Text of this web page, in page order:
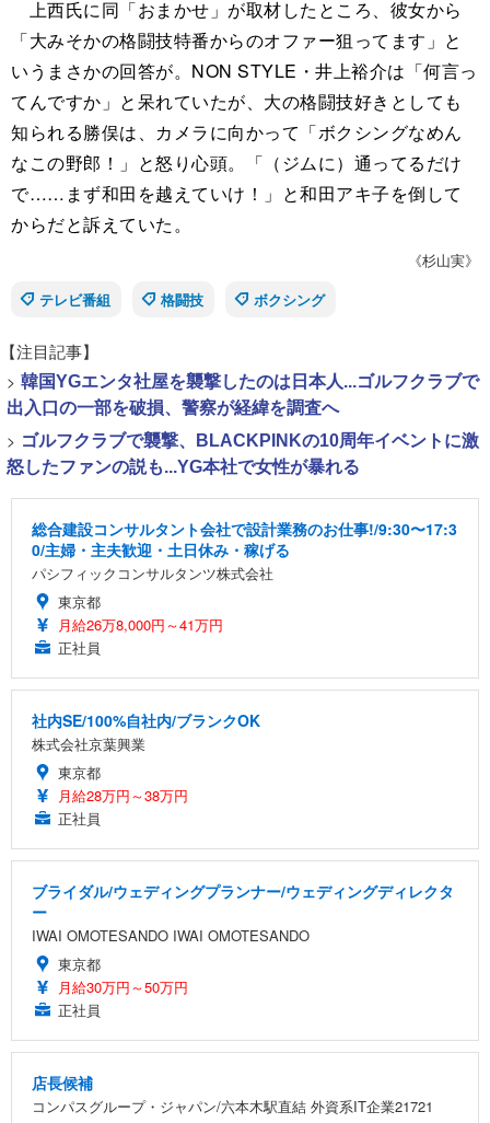
上西氏に同「おまかせ」が取材したところ、彼女から
「大みそかの格闘技特番からのオファー狙ってます」と
いうまさかの回答が。NON STYLE・井上裕介は「何言っ
てんですか」と呆れていたが、大の格闘技好きとしても
知られる勝俣は、カメラに向かって「ボクシングなめん
なこの野郎！」と怒り心頭。「（ジムに）通ってるだけ
で……まず和田を越えていけ！」と和田アキ子を倒して
からだと訴えていた。
《杉山実》
テレビ番組
格闘技 ボクシング
【注目記事】
> 韓国YGエンタ社屋を襲撃したのは日本人...ゴルフクラブで
出入口の一部を破損、警察が経緯を調査へ
> ゴルフクラブで襲撃、BLACKPINKの10周年イベントに激
怒したファンの説も...YG本社で女性が暴れる
総合建設コンサルタント会社で設計業務のお仕事!/9:30〜17:3
0/主婦・主夫歓迎・土日休み・稼げる
パシフィックコンサルタンツ株式会社
東京都
月給26万8,000円～41万円
正社員
社内SE/100%自社内/ブランクOK
株式会社京葉興業
東京都
月給28万円～38万円
正社員
ブライダル/ウェディングプランナー/ウェディングディレクタ
ー
IWAI OMOTESANDO IWAI OMOTESANDO
東京都
月給30万円～50万円
正社員
店長候補
コンパスグループ・ジャパン/六本木駅直結 外資系IT企業21721